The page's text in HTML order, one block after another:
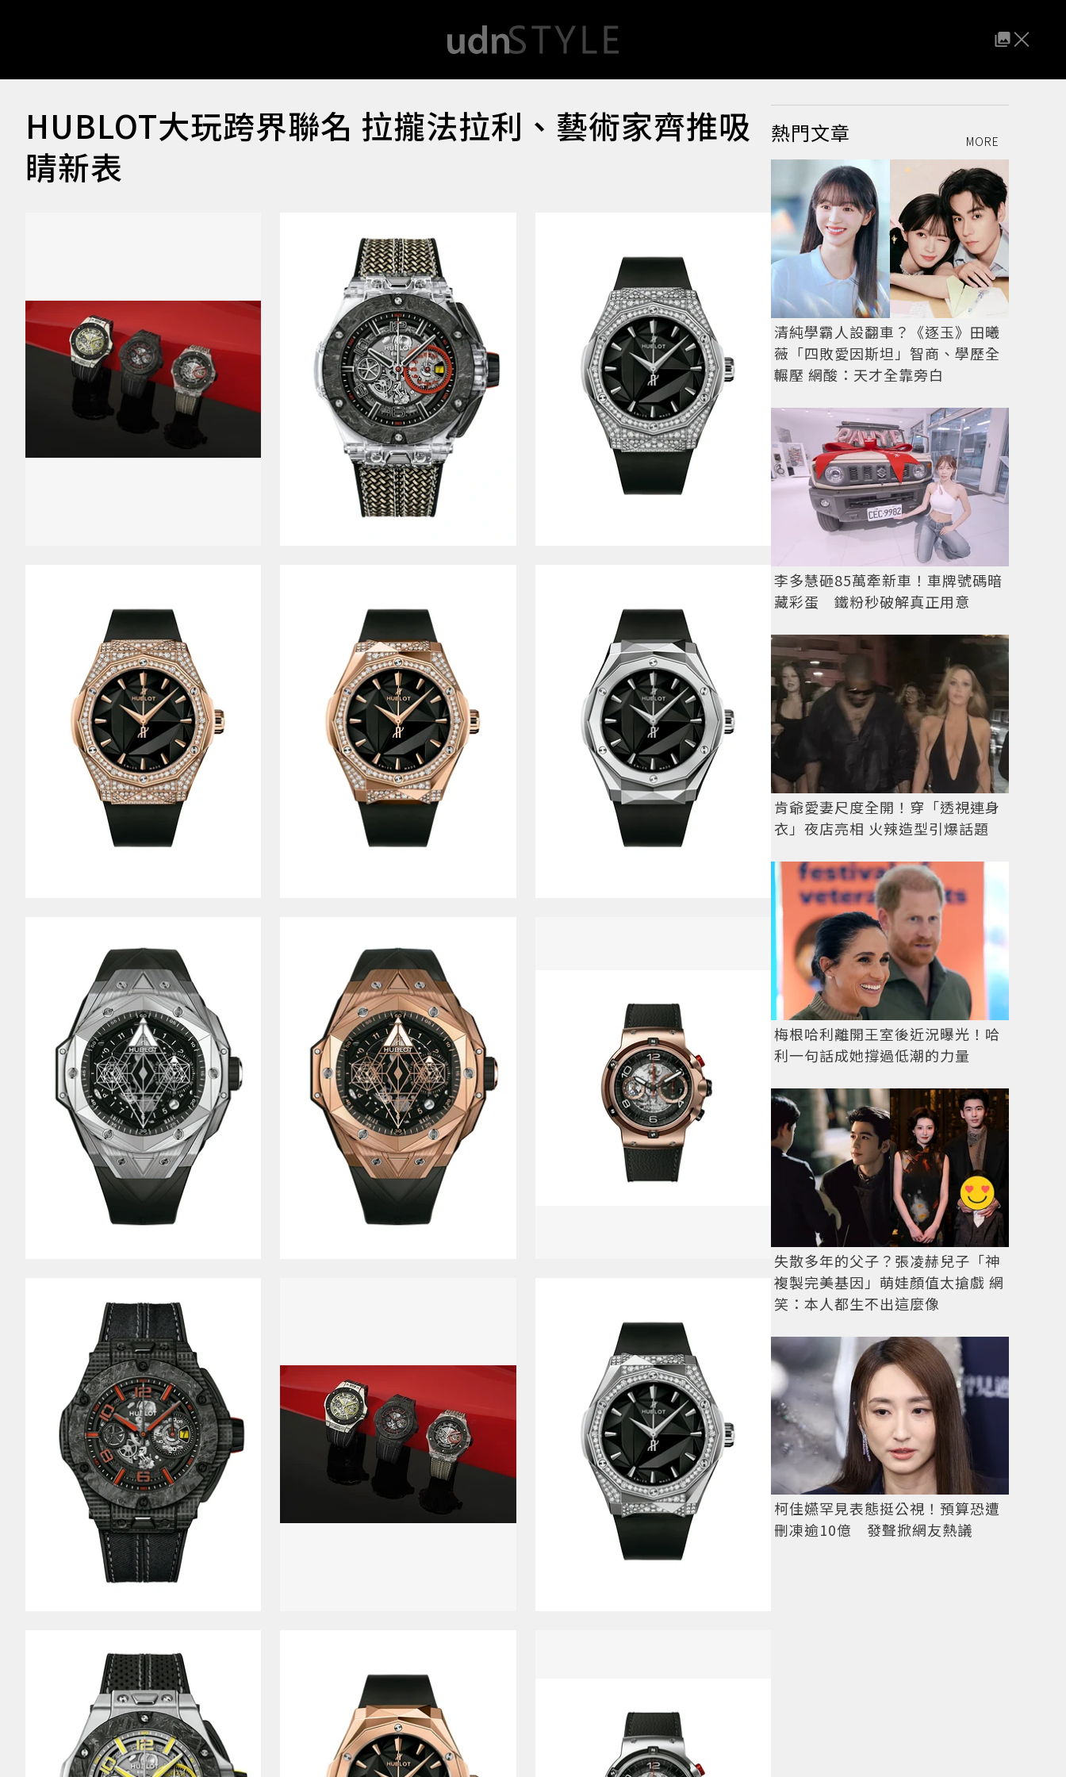
HUBLOT大玩跨界聯名 拉攏法拉利、藝術家齊推吸
睛新表
熱門文章 MORE
清純學霸人設翻車？《逐玉》田曦
薇「四敗愛因斯坦」智商、學歷全
輾壓 網酸：天才全靠旁白
李多慧砸85萬牽新車！車牌號碼暗
藏彩蛋 鐵粉秒破解真正用意
肯爺愛妻尺度全開！穿「透視連身
衣」夜店亮相 火辣造型引爆話題
梅根哈利離開王室後近況曝光！哈
利一句話成她撐過低潮的力量
失散多年的父子？張凌赫兒子「神
複製完美基因」萌娃顏值太搶戲 網
笑：本人都生不出這麼像
柯佳嬿罕見表態挺公視！預算恐遭
刪凍逾10億 發聲掀網友熱議